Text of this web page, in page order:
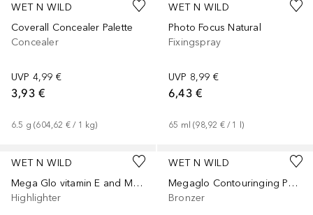
WET N WILD
Coverall Concealer Palette
Concealer
UVP 4,99 €
3,93 €
6.5 g (604,62 € / 1 kg)
WET N WILD
Photo Focus Natural
Fixingspray
UVP 8,99 €
6,43 €
65 ml (98,92 € / 1 l)
WET N WILD
Mega Glo vitamin E and Make-up Stick highlight
Highlighter
WET N WILD
Megaglo Contouringing Palette
Bronzer